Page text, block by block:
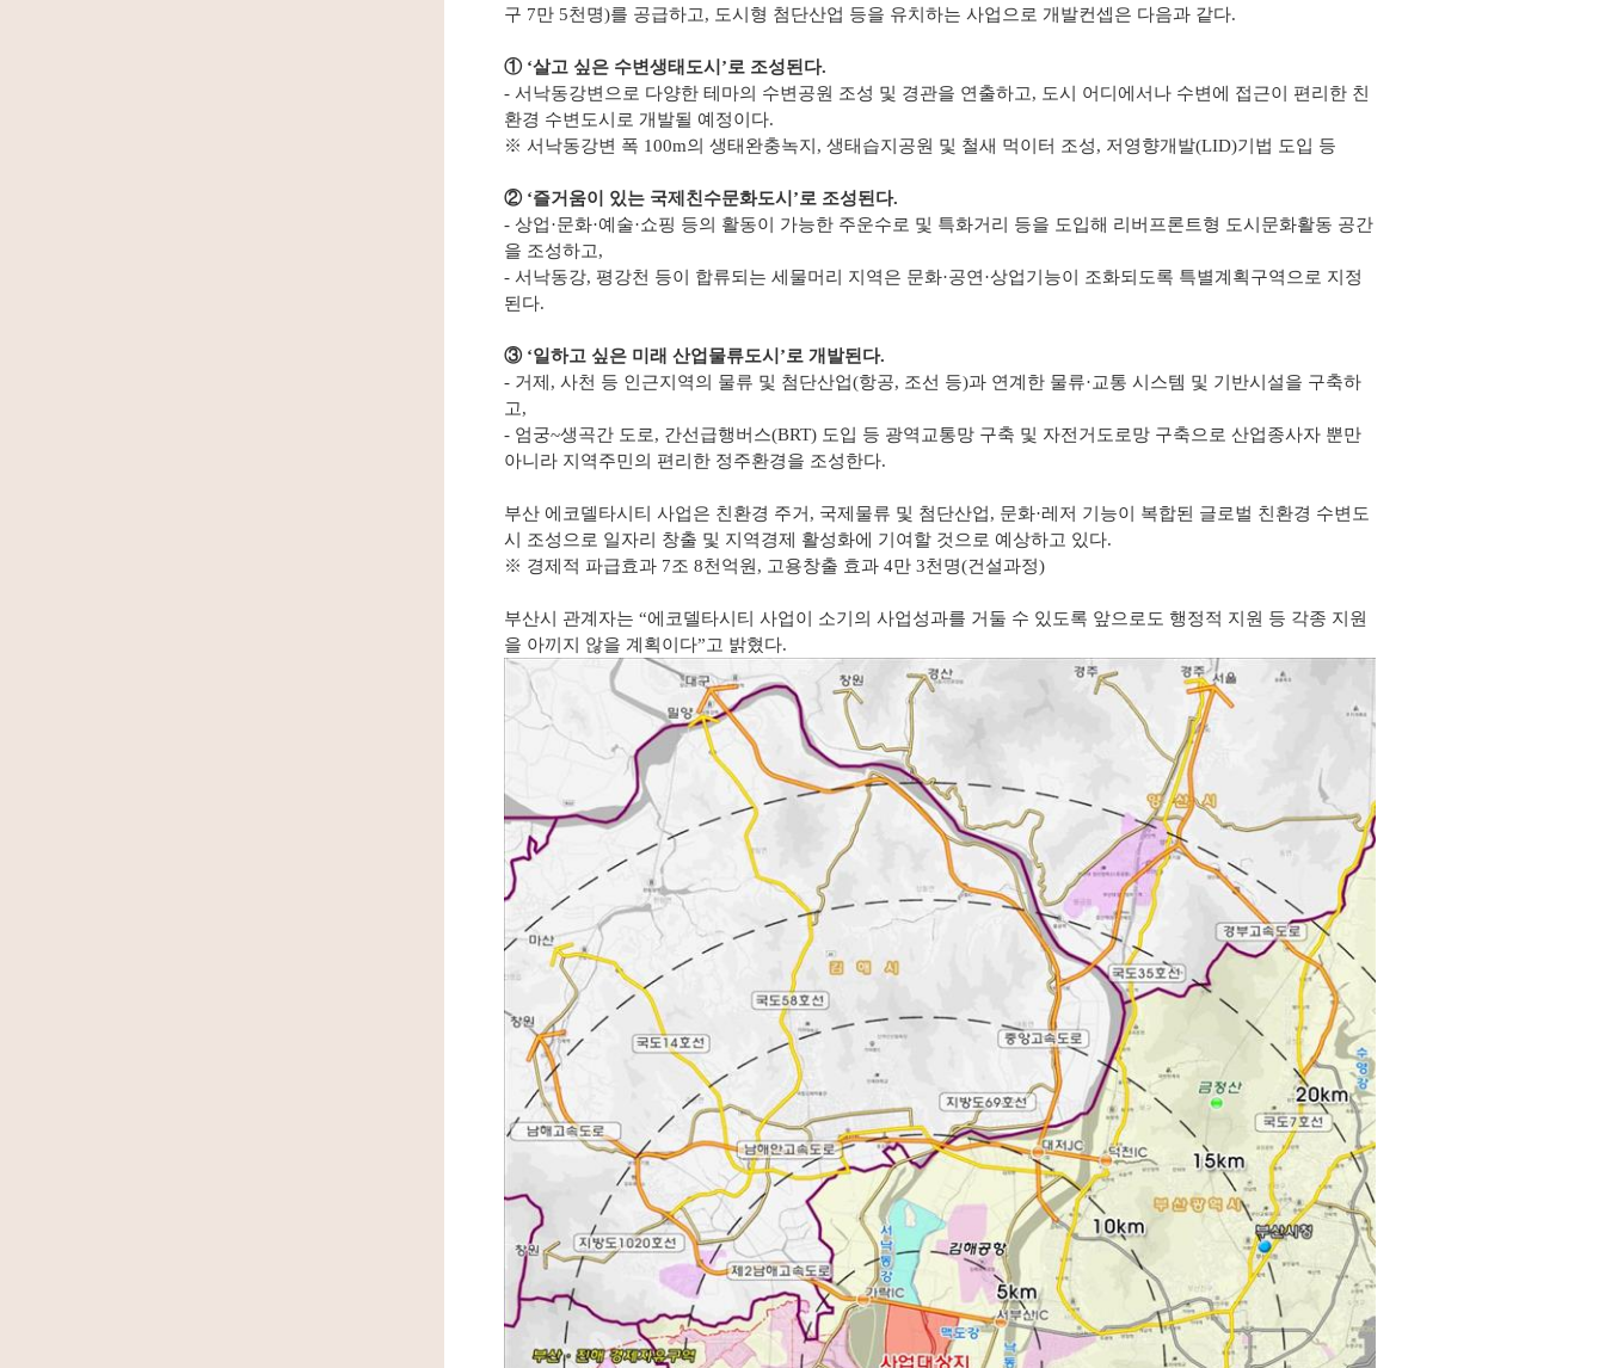
구 7만 5천명)를 공급하고, 도시형 첨단산업 등을 유치하는 사업으로 개발컨셉은 다음과 같다.
① ‘살고 싶은 수변생태도시’로 조성된다.
- 서낙동강변으로 다양한 테마의 수변공원 조성 및 경관을 연출하고, 도시 어디에서나 수변에 접근이 편리한 친
환경 수변도시로 개발될 예정이다.
※ 서낙동강변 폭 100m의 생태완충녹지, 생태습지공원 및 철새 먹이터 조성, 저영향개발(LID)기법 도입 등
② ‘즐거움이 있는 국제친수문화도시’로 조성된다.
- 상업·문화·예술·쇼핑 등의 활동이 가능한 주운수로 및 특화거리 등을 도입해 리버프론트형 도시문화활동 공간
을 조성하고,
- 서낙동강, 평강천 등이 합류되는 세물머리 지역은 문화·공연·상업기능이 조화되도록 특별계획구역으로 지정
된다.
③ ‘일하고 싶은 미래 산업물류도시’로 개발된다.
- 거제, 사천 등 인근지역의 물류 및 첨단산업(항공, 조선 등)과 연계한 물류·교통 시스템 및 기반시설을 구축하
고,
- 엄궁~생곡간 도로, 간선급행버스(BRT) 도입 등 광역교통망 구축 및 자전거도로망 구축으로 산업종사자 뿐만
아니라 지역주민의 편리한 정주환경을 조성한다.
부산 에코델타시티 사업은 친환경 주거, 국제물류 및 첨단산업, 문화·레저 기능이 복합된 글로벌 친환경 수변도
시 조성으로 일자리 창출 및 지역경제 활성화에 기여할 것으로 예상하고 있다.
※ 경제적 파급효과 7조 8천억원, 고용창출 효과 4만 3천명(건설과정)
부산시 관계자는 “에코델타시티 사업이 소기의 사업성과를 거둘 수 있도록 앞으로도 행정적 지원 등 각종 지원
을 아끼지 않을 계획이다”고 밝혔다.